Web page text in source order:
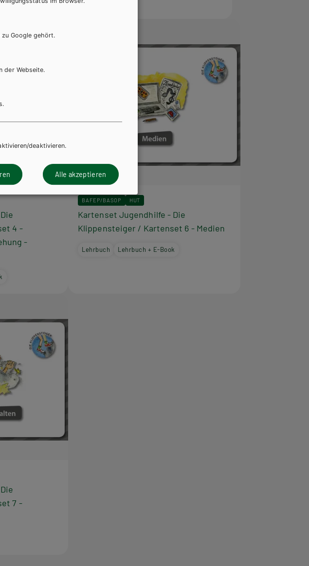
Lehrbuch
4 -
-
BAFEP/BASOP HUT
Kartenset Jugendhilfe - Die
Klippensteiger / Kartenset 6 - Medien
Lehrbuch Lehrbuch + E-Book
7 -
Google gehört.
der Webseite.
deaktivieren.
Alle akzeptieren